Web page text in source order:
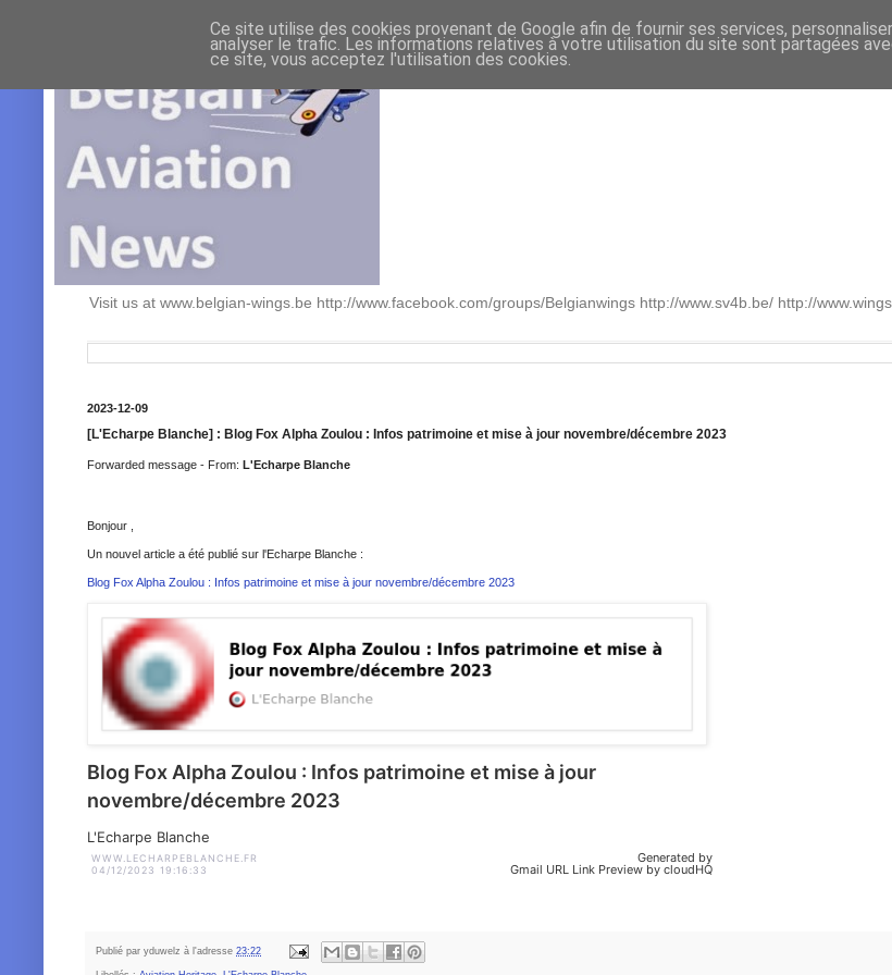
Visit us at www.belgian-wings.be http://www.facebook.com/groups/Belgianwings http://www.sv4b.be/ http://
2023-12-09
[L'Echarpe Blanche] : Blog Fox Alpha Zoulou : Infos patrimoine et mise à jour novembre/décembre 2023
Forwarded message - From: L'Echarpe Blanche
Bonjour ,
Un nouvel article a été publié sur l'Echarpe Blanche :
Blog Fox Alpha Zoulou : Infos patrimoine et mise à jour novembre/décembre 2023
Blog Fox Alpha Zoulou : Infos patrimoine et mise à jour
novembre/décembre 2023
L'Echarpe Blanche
WWW.LECHARPEBLANCHE.FR
04/12/2023 19:16:33
Generated by
Gmail URL Link Preview by cloudHQ
Publié par yduwelz à l'adresse 23:22
Ce site utilise des cookies provenant de Google afin de fournir ses services,
analyser le trafic. Les informations relatives à votre utilisation du site sont partagées
ce site, vous acceptez l'utilisation des cookies.